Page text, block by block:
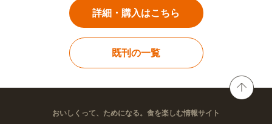
詳細・購入はこちら
既刊の一覧
おいしくって、ためになる。食を楽しむ情報サイト